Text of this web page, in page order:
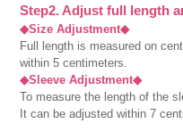
Step2. Adjust full length
◆Size Adjustment◆
Full length is measured on
within 5 centimeters.
◆Sleeve Adjustment◆
To measure the length of the
It can be adjusted within 7